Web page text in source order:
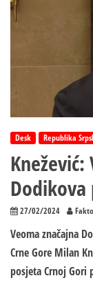
Desk Republika
Dodikova
27/02/2024
Veoma značajna
Crne Gore Milan
posjeta Crnoj Gori